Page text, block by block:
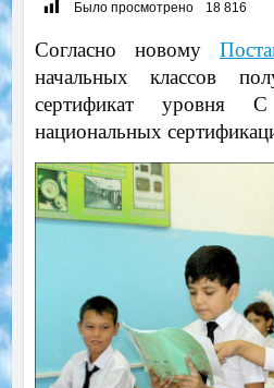
Было просмотрено 18 816
Согласно новому
начальных классов
сертификат
национальных